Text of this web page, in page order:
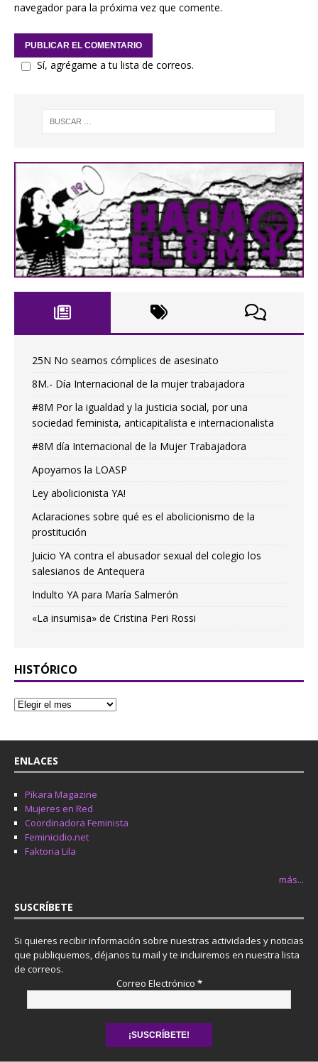
navegador para la próxima vez que comente.
Sí, agrégame a tu lista de correos.
25N No seamos cómplices de asesinato
8M.- Día Internacional de la mujer trabajadora
#8M Por la igualdad y la justicia social, por una
sociedad feminista, anticapitalista e internacionalista
#8M día Internacional de la Mujer Trabajadora
Apoyamos la LOASP
Ley abolicionista YA!
Aclaraciones sobre qué es el abolicionismo de la
prostitución
Juicio YA contra el abusador sexual del colegio los
salesianos de Antequera
Indulto YA para María Salmerón
«La insumisa» de Cristina Peri Rossi
HISTÓRICO
ENLACES
Pikara Magazine
Mujeres en Red
Coordinadora Feminista
Feminicidio.net
Faktoria Lila
más...
SUSCRÍBETE
Si quieres recibir información sobre nuestras actividades y noticias
que publiquemos, déjanos tu mail y te incluiremos en nuestra lista
de correos.
Correo Electrónico *